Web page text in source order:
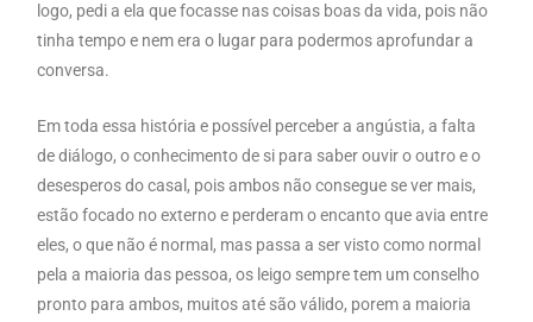
logo, pedi a ela que focasse nas coisas boas da vida, pois não
tinha tempo e nem era o lugar para podermos aprofundar a
conversa.
Em toda essa história e possível perceber a angústia, a falta
de diálogo, o conhecimento de si para saber ouvir o outro e o
desesperos do casal, pois ambos não consegue se ver mais,
estão focado no externo e perderam o encanto que avia entre
eles, o que não é normal, mas passa a ser visto como normal
pela a maioria das pessoa, os leigo sempre tem um conselho
pronto para ambos, muitos até são válido, porem a maioria